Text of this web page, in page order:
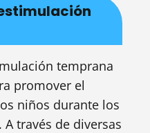
temprana
promover el
niños durante los
través de diversas